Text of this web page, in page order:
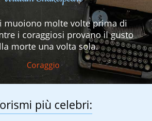
muoiono molte volte prima di
i coraggiosi provano il gusto
morte una volta sola.
Coraggio
più celebri: